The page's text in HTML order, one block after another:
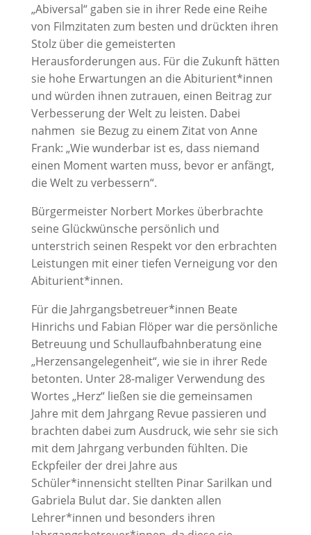
„Abiversal“ gaben sie in ihrer Rede eine Reihe
von Filmzitaten zum besten und drückten ihren
Stolz über die gemeisterten
Herausforderungen aus. Für die Zukunft hätten
sie hohe Erwartungen an die Abiturient*innen
und würden ihnen zutrauen, einen Beitrag zur
Verbesserung der Welt zu leisten. Dabei
nahmen sie Bezug zu einem Zitat von Anne
Frank: „Wie wunderbar ist es, dass niemand
einen Moment warten muss, bevor er anfängt,
die Welt zu verbessern“.
Bürgermeister Norbert Morkes überbrachte
seine Glückwünsche persönlich und
unterstrich seinen Respekt vor den erbrachten
Leistungen mit einer tiefen Verneigung vor den
Abiturient*innen.
Für die Jahrgangsbetreuer*innen Beate
Hinrichs und Fabian Flöper war die persönliche
Betreuung und Schullaufbahnberatung eine
„Herzensangelegenheit“, wie sie in ihrer Rede
betonten. Unter 28-maliger Verwendung des
Wortes „Herz“ ließen sie die gemeinsamen
Jahre mit dem Jahrgang Revue passieren und
brachten dabei zum Ausdruck, wie sehr sie sich
mit dem Jahrgang verbunden fühlten. Die
Eckpfeiler der drei Jahre aus
Schüler*innensicht stellten Pinar Sarilkan und
Gabriela Bulut dar. Sie dankten allen
Lehrer*innen und besonders ihren